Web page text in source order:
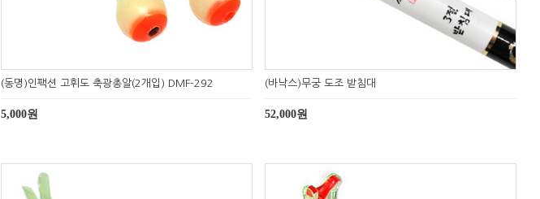
(동명)인팩션 고휘도 축광총알(2개입) DMF-292
5,000원
(바낙스)무궁 도조 받침대
52,000원